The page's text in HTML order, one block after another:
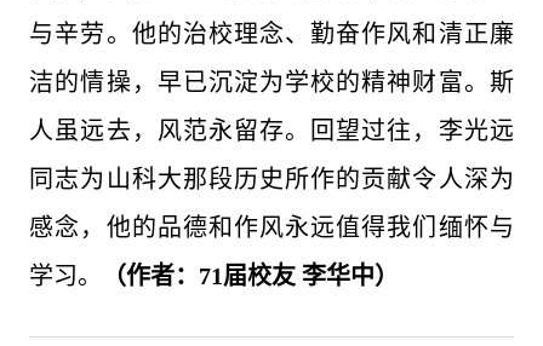
与辛劳。他的治校理念、勤奋作风和清正廉
洁的情操，早已沉淀为学校的精神财富。斯
人虽远去，风范永留存。回望过往，李光远
同志为山科大那段历史所作的贡献令人深为
感念，他的品德和作风永远值得我们缅怀与
学习。
（作者：71届校友 李华中）